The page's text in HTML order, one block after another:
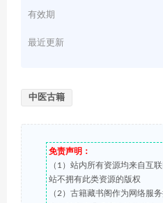
有效期
最近更新
中医古籍
免责声明：
（1）站内所有资源均来自互
站不拥有此类资源的版权
（2）古籍藏书阁作为网络服